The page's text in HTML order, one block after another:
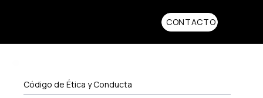
CONTACTO
Código de Ética y Conducta